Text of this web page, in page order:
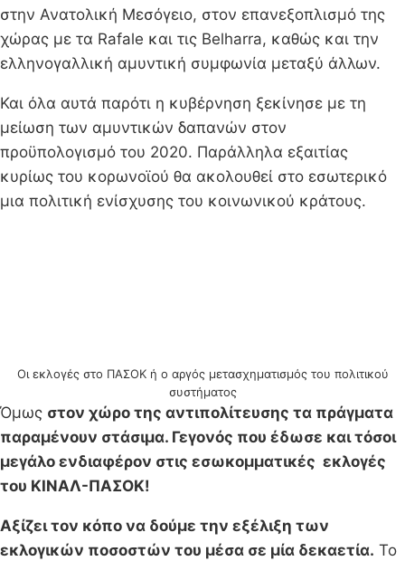
στην Ανατολική Μεσόγειο, στον επανεξοπλισμό της
χώρας με τα Rafale και τις Belharra, καθώς και την
ελληνογαλλική αμυντική συμφωνία μεταξύ άλλων.
Και όλα αυτά παρότι η κυβέρνηση ξεκίνησε με τη
μείωση των αμυντικών δαπανών στον
προϋπολογισμό του 2020. Παράλληλα εξαιτίας
κυρίως του κορωνοϊού θα ακολουθεί στο εσωτερικό
μια πολιτική ενίσχυσης του κοινωνικού κράτους.
Οι εκλογές στο ΠΑΣΟΚ ή ο αργός μετασχηματισμός του πολιτικού
συστήματος
Όμως στον χώρο της αντιπολίτευσης τα πράγματα
παραμένουν στάσιμα. Γεγονός που έδωσε και τόσοι
μεγάλο ενδιαφέρον στις εσωκομματικές εκλογές
του ΚΙΝΑΛ-ΠΑΣΟΚ!
Αξίζει τον κόπο να δούμε την εξέλιξη των
εκλογικών ποσοστών του μέσα σε μία δεκαετία. Το